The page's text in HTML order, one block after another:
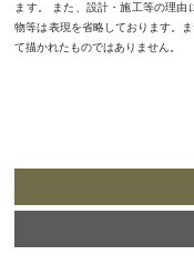
ます。 また、設計・施工等の理
物等は表現を省略しております。
て描かれたものではありません。